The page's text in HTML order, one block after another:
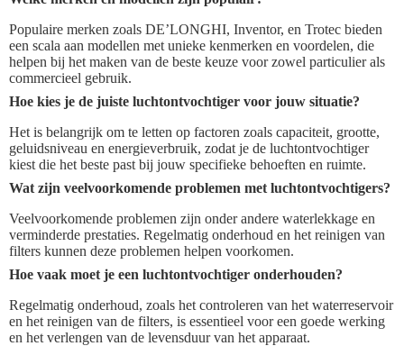
Populaire merken zoals DE’LONGHI, Inventor, en Trotec bieden
een scala aan modellen met unieke kenmerken en voordelen, die
helpen bij het maken van de beste keuze voor zowel particulier als
commercieel gebruik.
Hoe kies je de juiste luchtontvochtiger voor jouw situatie?
Het is belangrijk om te letten op factoren zoals capaciteit, grootte,
geluidsniveau en energieverbruik, zodat je de luchtontvochtiger
kiest die het beste past bij jouw specifieke behoeften en ruimte.
Wat zijn veelvoorkomende problemen met luchtontvochtigers?
Veelvoorkomende problemen zijn onder andere waterlekkage en
verminderde prestaties. Regelmatig onderhoud en het reinigen van
filters kunnen deze problemen helpen voorkomen.
Hoe vaak moet je een luchtontvochtiger onderhouden?
Regelmatig onderhoud, zoals het controleren van het waterreservoir
en het reinigen van de filters, is essentieel voor een goede werking
en het verlengen van de levensduur van het apparaat.